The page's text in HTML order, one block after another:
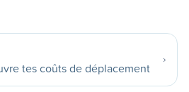
tes coûts de déplacement